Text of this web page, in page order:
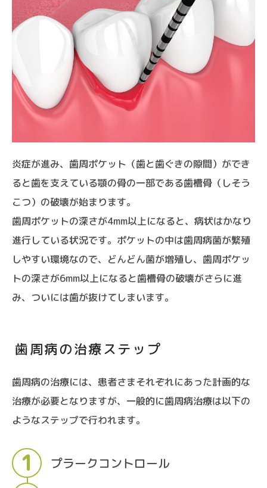
炎症が進み、歯周ポケット（歯と歯ぐきの隙間）ができ
ると歯を支えている顎の骨の一部である歯槽骨（しそう
こつ）の破壊が始まります。
歯周ポケットの深さが4mm以上になると、病状はかなり
進行している状況です。ポケットの中は歯周病菌が繁殖
しやすい環境なので、どんどん菌が増殖し、歯周ポケッ
トの深さが6mm以上になると歯槽骨の破壊がさらに進
み、ついには歯が抜けてしまいます。
歯周病の治療ステップ
歯周病の治療には、患者さまそれぞれにあった計画的な
治療が必要となりますが、一般的に歯周病治療は以下の
ようなステップで行われます。
プラークコントロール